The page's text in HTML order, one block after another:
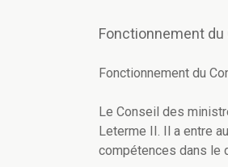
Fonctionnement
Fonctionnement du
Le Conseil des
Leterme II. Il a entre
compétences dans le